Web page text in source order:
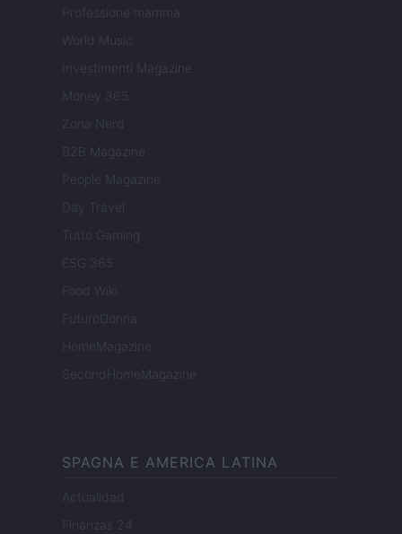
Professione mamma
World Music
Investimenti Magazine
Money 365
Zona Nerd
B2B Magazine
People Magazine
Day Travel
Tutto Gaming
ESG 365
Food Wiki
FuturoDonna
HomeMagazine
SecondHomeMagazine
SPAGNA E AMERICA LATINA
Actualidad
Finanzas 24